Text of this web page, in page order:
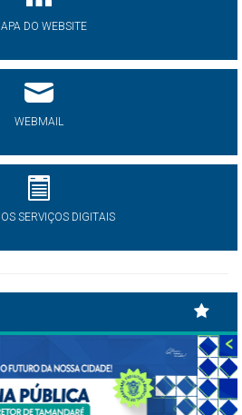
DO WEBSITE
WEBMAIL
SERVIÇOS DIGITAIS